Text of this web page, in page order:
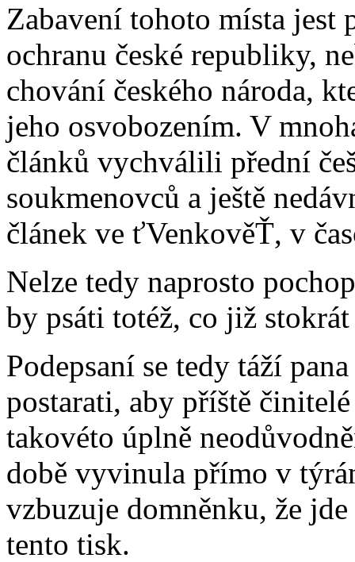
Zabavení tohoto místa jest
ochranu české republiky,
chování českého národa,
jeho osvobozením. V
článků vychválili přední
soukmenovců a ještě
článek ve ťVenkověŤ, v
Nelze tedy naprosto
by psáti totéž, co již
Podepsaní se tedy táží
postarati, aby příště
takovéto úplně
době vyvinula přímo v
vzbuzuje domněnku, že
tento tisk.